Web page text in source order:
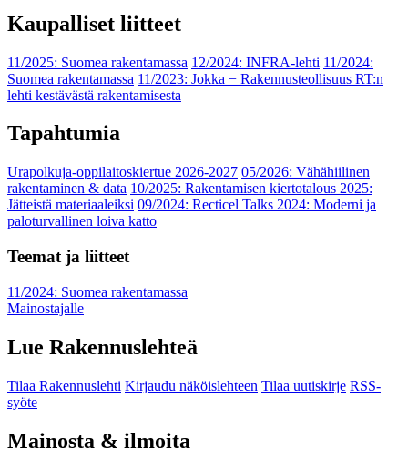
Kaupalliset liitteet
11/2025: Suomea rakentamassa 12/2024: INFRA-lehti 11/2024:
Suomea rakentamassa 11/2023: Jokka − Rakennusteollisuus RT:n
lehti kestävästä rakentamisesta
Tapahtumia
Urapolkuja-oppilaitoskiertue 2026-2027 05/2026: Vähähiilinen
rakentaminen & data 10/2025: Rakentamisen kiertotalous 2025:
Jätteistä materiaaleiksi 09/2024: Recticel Talks 2024: Moderni ja
paloturvallinen loiva katto
Teemat ja liitteet
11/2024: Suomea rakentamassa
Mainostajalle
Lue Rakennuslehteä
Tilaa Rakennuslehti Kirjaudu näköislehteen Tilaa uutiskirje RSS-
syöte
Mainosta & ilmoita